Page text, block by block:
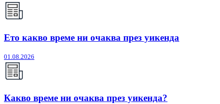
Ето какво време ни очаква през уикенда
01.08.2026
Какво време ни очаква през уикенда?